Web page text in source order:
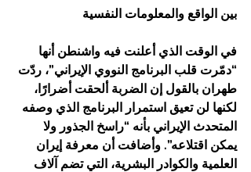
بين الواقع والمعلومات النفسية
في الوقت الذي أعلنت فيه واشنطن أنها
“دمّرت قلب البرنامج النووي الإيراني”، ردّت
طهران بالقول إن الضربة ألحقت أضرارًا،
لكنها لن تعيق استمرار البرنامج الذي وصفه
المتحدث الإيراني بأنه “راسخ الجذور ولا
يمكن اقتلاعه”. وأضافت أن معرفة إيران
العلمية والكوادر البشرية، التي تضم آلاف